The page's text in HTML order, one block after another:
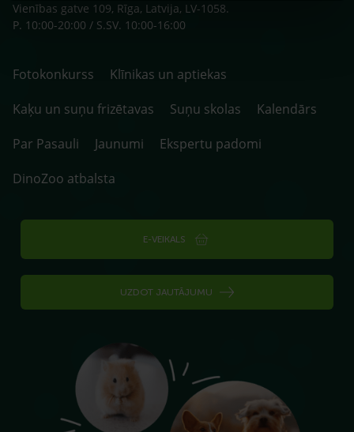
Vienības gatve 109, Rīga, Latvija, LV-1058.
P. 10:00-20:00 / S.SV. 10:00-16:00
Fotokonkurss
Klīnikas un aptiekas
Kaķu un suņu frizētavas
Suņu skolas
Kalendārs
Par Pasauli
Jaunumi
Ekspertu padomi
DinoZoo atbalsta
E-VEIKALS
UZDOT JAUTĀJUMU